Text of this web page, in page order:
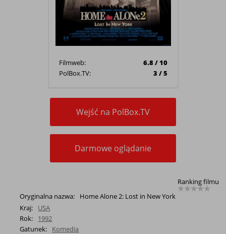
Filmweb:
6.8 / 10
PolBox.TV:
3 / 5
Wejść na PolBox.TV
Darmowe oglądanie
Ranking filmu
Oryginalna nazwa:
Home Alone 2: Lost in New York
Kraj:
USA
Rok:
1992
Gatunek:
Komedia